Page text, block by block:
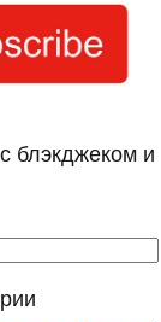
блэкджеком и